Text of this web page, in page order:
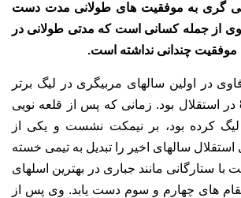
گری به موفقیت های طولانی مدت دست
از جمله کسانی است که مدتی طولانی در
چندانی نداشته است.
در اولین سالهای مربیگری در لیگ برتر
در سالهای 86 و 89 در استقلال بود. زمانی که پس از قلعه نویی
کرده بود، بر نیمکت نشست و یکی از
سالهای اخیر را تبدیل به تیمی خسته
با ستارگانی مانند جباری در بهترین اسلهای
های چهارم و سوم دست یابد. وی پس از